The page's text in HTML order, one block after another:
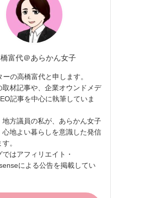
富代＠あらかん女子
の高橋富代と申します。
取材記事や、企業オウンドメデ
記事を中心に執筆していま
地方議員の私が、あらかん女子
心地よい暮らしを意識した発信
。
はアフィリエイト・
による公告を掲載してい